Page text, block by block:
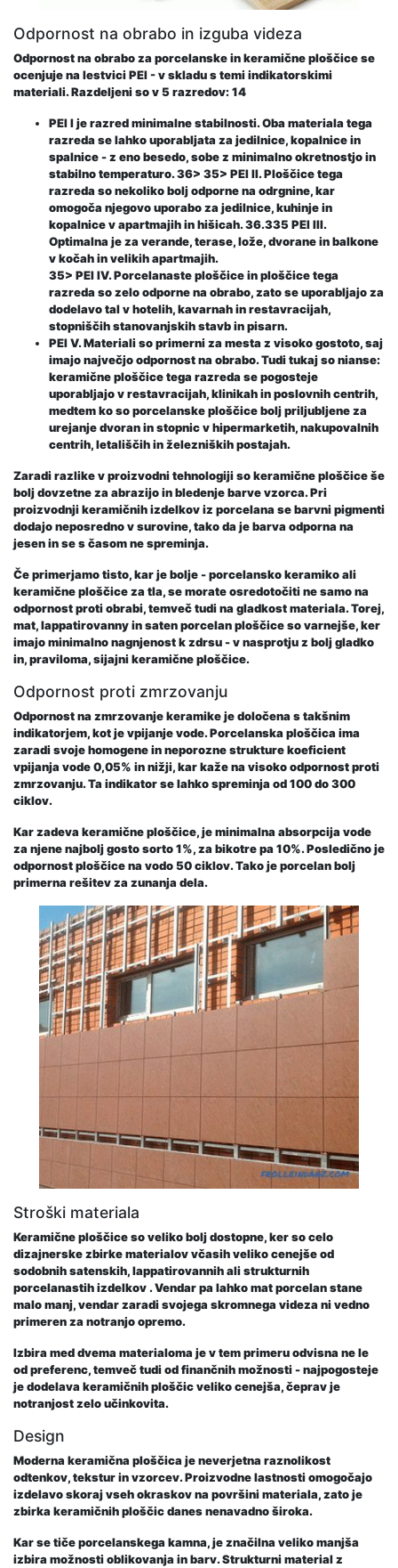
Odpornost na obrabo in izguba videza
Odpornost na obrabo za porcelanske in keramične ploščice se
ocenjuje na lestvici PEI - v skladu s temi indikatorskimi
materiali. Razdeljeni so v 5 razredov: 14
PEI I je razred minimalne stabilnosti. Oba materiala tega
razreda se lahko uporabljata za jedilnice, kopalnice in
spalnice - z eno besedo, sobe z minimalno okretnostjo in
stabilno temperaturo. 36> 35> PEI II. Ploščice tega
razreda so nekoliko bolj odporne na odrgnine, kar
omogoča njegovo uporabo za jedilnice, kuhinje in
kopalnice v apartmajih in hišicah. 36.335 PEI III.
Optimalna je za verande, terase, lože, dvorane in balkone
v kočah in velikih apartmajih.
35> PEI IV. Porcelanaste ploščice in ploščice tega
razreda so zelo odporne na obrabo, zato se uporabljajo za
dodelavo tal v hotelih, kavarnah in restavracijah,
stopniščih stanovanjskih stavb in pisarn.
PEI V. Materiali so primerni za mesta z visoko gostoto, saj
imajo največjo odpornost na obrabo. Tudi tukaj so nianse:
keramične ploščice tega razreda se pogosteje
uporabljajo v restavracijah, klinikah in poslovnih centrih,
medtem ko so porcelanske ploščice bolj priljubljene za
urejanje dvoran in stopnic v hipermarketih, nakupovalnih
centrih, letališčih in železniških postajah.
Zaradi razlike v proizvodni tehnologiji so keramične ploščice še
bolj dovzetne za abrazijo in bledenje barve vzorca. Pri
proizvodnji keramičnih izdelkov iz porcelana se barvni pigmenti
dodajo neposredno v surovine, tako da je barva odporna na
jesen in se s časom ne spreminja.
Če primerjamo tisto, kar je bolje - porcelansko keramiko ali
keramične ploščice za tla, se morate osredotočiti ne samo na
odpornost proti obrabi, temveč tudi na gladkost materiala. Torej,
mat, lappatirovanny in saten porcelan ploščice so varnejše, ker
imajo minimalno nagnjenost k zdrsu - v nasprotju z bolj gladko
in, praviloma, sijajni keramične ploščice.
Odpornost proti zmrzovanju
Odpornost na zmrzovanje keramike je določena s takšnim
indikatorjem, kot je vpijanje vode. Porcelanska ploščica ima
zaradi svoje homogene in neporozne strukture koeficient
vpijanja vode 0,05% in nižji, kar kaže na visoko odpornost proti
zmrzovanju. Ta indikator se lahko spreminja od 100 do 300
ciklov.
Kar zadeva keramične ploščice, je minimalna absorpcija vode
za njene najbolj gosto sorto 1%, za bikotre pa 10%. Posledično je
odpornost ploščice na vodo 50 ciklov. Tako je porcelan bolj
primerna rešitev za zunanja dela.
Stroški materiala
Keramične ploščice so veliko bolj dostopne, ker so celo
dizajnerske zbirke materialov včasih veliko cenejše od
sodobnih satenskih, lappatirovannih ali strukturnih
porcelanastih izdelkov . Vendar pa lahko mat porcelan stane
malo manj, vendar zaradi svojega skromnega videza ni vedno
primeren za notranjo opremo.
Izbira med dvema materialoma je v tem primeru odvisna ne le
od preferenc, temveč tudi od finančnih možnosti - najpogosteje
je dodelava keramičnih ploščic veliko cenejša, čeprav je
notranjost zelo učinkovita.
Design
Moderna keramična ploščica je neverjetna raznolikost
odtenkov, tekstur in vzorcev. Proizvodne lastnosti omogočajo
izdelavo skoraj vseh okraskov na površini materiala, zato je
zbirka keramičnih ploščic danes nenavadno široka.
Kar se tiče porcelanskega kamna, je značilna veliko manjša
izbira možnosti oblikovanja in barv. Strukturni material z